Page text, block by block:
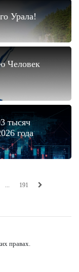
Урала!
Человек
тысяч
года
... 191
правах.